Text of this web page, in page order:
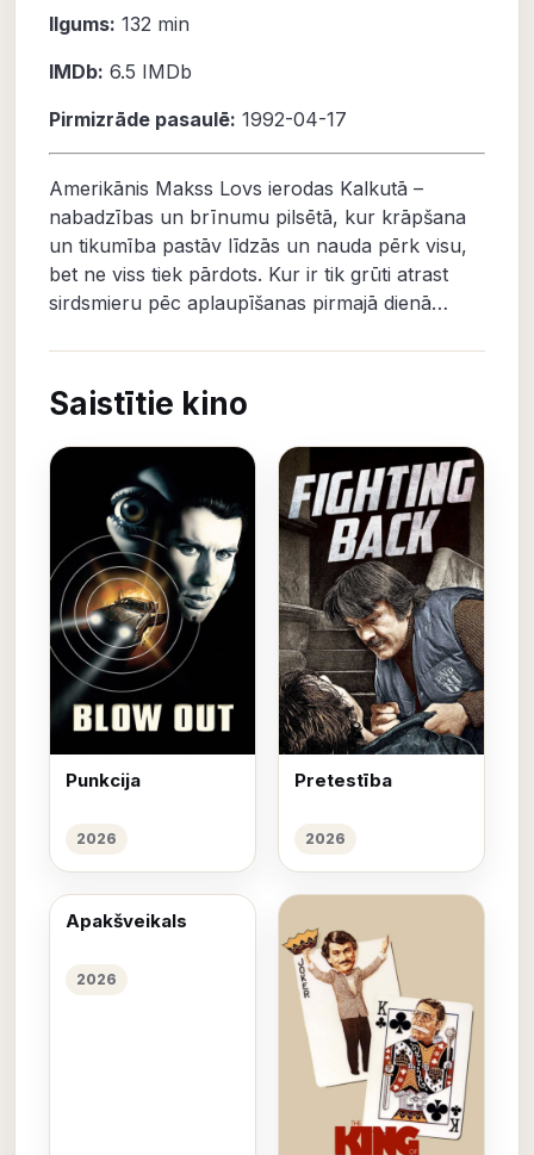
Ilgums: 132 min
IMDb: 6.5 IMDb
Pirmizrāde pasaulē: 1992-04-17
Amerikānis Makss Lovs ierodas Kalkutā –
nabadzības un brīnumu pilsētā, kur krāpšana
un tikumība pastāv līdzās un nauda pērk visu,
bet ne viss tiek pārdots. Kur ir tik grūti atrast
sirdsmieru pēc aplaupīšanas pirmajā dienā…
Saistītie kino
Punkcija
2026
Pretestība
2026
Apakšveikals
2026